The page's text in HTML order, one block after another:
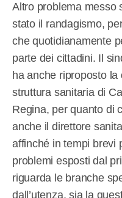
Altro problema messo
stato il randagismo,
che quotidianamente
parte dei cittadini. Il
ha anche riproposto la
struttura sanitaria di
Regina, per quanto di
anche il direttore
affinché in tempi brevi
problemi esposti dal
riguarda le branche
dall’utenza, sia la